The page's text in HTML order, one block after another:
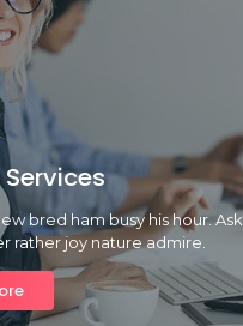
bred ham busy his hour. Ask
rather joy nature admire.